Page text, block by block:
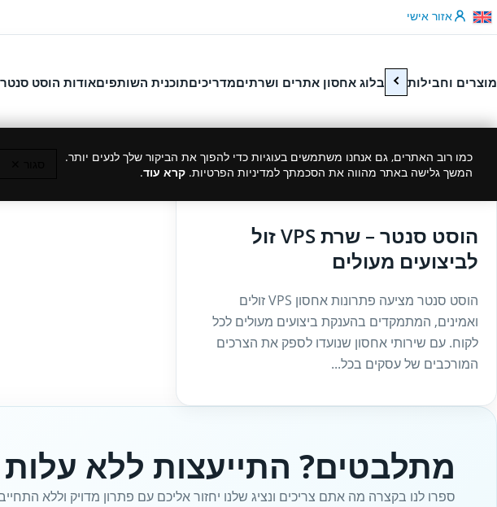
דלג לתוכןאזור אישי
מוצרים וחבילות בלוג אחסון אתרים ושרתיםמדריכיםתוכנית השותפיםאודות הוסט סנטר
כמו רוב האתרים, גם אנחנו משתמשים בעוגיות כדי להפוך את הביקור שלך לנעים יותר.
המשך גלישה באתר מהווה את הסכמתך למדיניות הפרטיות. קרא עוד.
הוסט סנטר – שרת VPS זול
לביצועים מעולים
הוסט סנטר מציעה פתרונות אחסון VPS זולים
ואמינים, המתמקדים בהענקת ביצועים מעולים לכל
לקוח. עם שירותי אחסון שנועדו לספק את הצרכים
המורכבים של עסקים בכל...
מתלבטים? התייעצות ללא עלות
ספרו לנו בקצרה מה אתם צריכים ונציג שלנו יחזור אליכם עם פתרון מדויק וללא